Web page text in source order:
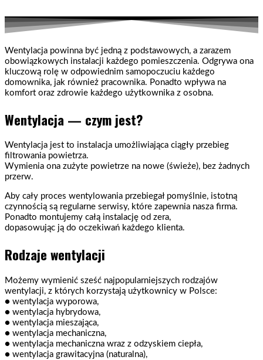
Wentylacja powinna być jedną z podstawowych, a zarazem
obowiązkowych instalacji każdego pomieszczenia. Odgrywa ona
kluczową rolę w odpowiednim samopoczuciu każdego
domownika, jak również pracownika. Ponadto wpływa na
komfort oraz zdrowie każdego użytkownika z osobna.
Wentylacja — czym jest?
Wentylacja jest to instalacja umożliwiająca ciągły przebieg
filtrowania powietrza.
Wymienia ona zużyte powietrze na nowe (świeże), bez żadnych
przerw.
Aby cały proces wentylowania przebiegał pomyślnie, istotną
czynnością są regularne serwisy, które zapewnia nasza firma.
Ponadto montujemy całą instalację od zera,
dopasowując ją do oczekiwań każdego klienta.
Rodzaje wentylacji
Możemy wymienić sześć najpopularniejszych rodzajów
wentylacji, z których korzystają użytkownicy w Polsce:
● wentylacja wyporowa,
● wentylacja hybrydowa,
● wentylacja mieszająca,
● wentylacja mechaniczna,
● wentylacja mechaniczna wraz z odzyskiem ciepła,
● wentylacja grawitacyjna (naturalna),